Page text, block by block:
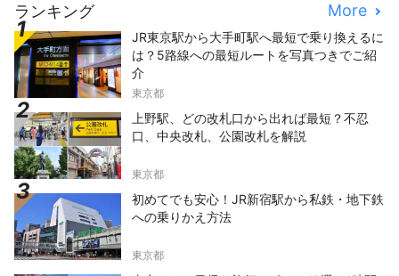
ランキング More
JR東京駅から大手町駅へ最短で乗り換えるに
は？5路線への最短ルートを写真つきでご紹
介
東京都
上野駅、どの改札口から出れば最短？不忍
口、中央改札、公園改札を解説
東京都
初めてでも安心！JR新宿駅から私鉄・地下鉄
への乗りかえ方法
東京都